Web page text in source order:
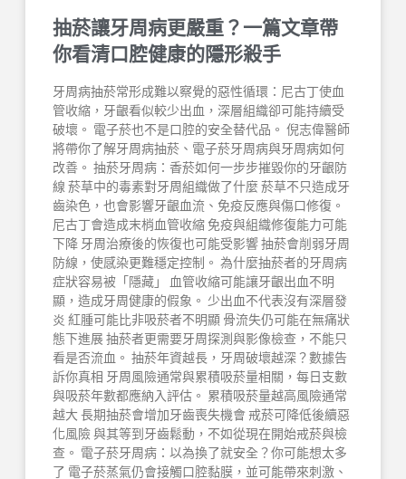
抽菸讓牙周病更嚴重？一篇文章帶
你看清口腔健康的隱形殺手
牙周病抽菸常形成難以察覺的惡性循環：尼古丁使血
管收縮，牙齦看似較少出血，深層組織卻可能持續受
破壞。 電子菸也不是口腔的安全替代品。 倪志偉醫師
將帶你了解牙周病抽菸、電子菸牙周病與牙周病如何
改善。 抽菸牙周病：香菸如何一步步摧毀你的牙齦防
線 菸草中的毒素對牙周組織做了什麼 菸草不只造成牙
齒染色，也會影響牙齦血流、免疫反應與傷口修復。
尼古丁會造成末梢血管收縮 免疫與組織修復能力可能
下降 牙周治療後的恢復也可能受影響 抽菸會削弱牙周
防線，使感染更難穩定控制。 為什麼抽菸者的牙周病
症狀容易被「隱藏」 血管收縮可能讓牙齦出血不明
顯，造成牙周健康的假象。 少出血不代表沒有深層發
炎 紅腫可能比非吸菸者不明顯 骨流失仍可能在無痛狀
態下進展 抽菸者更需要牙周探測與影像檢查，不能只
看是否流血。 抽菸年資越長，牙周破壞越深？數據告
訴你真相 牙周風險通常與累積吸菸量相關，每日支數
與吸菸年數都應納入評估。 累積吸菸量越高風險通常
越大 長期抽菸會增加牙齒喪失機會 戒菸可降低後續惡
化風險 與其等到牙齒鬆動，不如從現在開始戒菸與檢
查。 電子菸牙周病：以為換了就安全？你可能想太多
了 電子菸蒸氣仍會接觸口腔黏膜，並可能帶來刺激、